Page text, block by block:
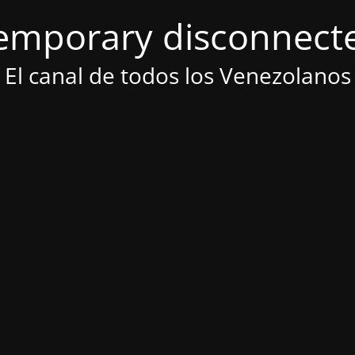
El canal de todos los Venezolanos